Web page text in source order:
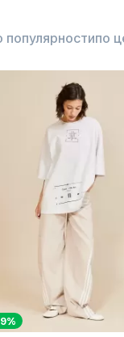
популярностипо